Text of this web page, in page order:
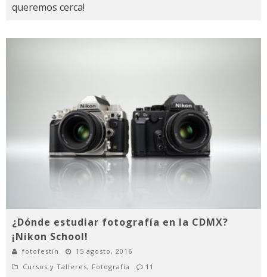
queremos cerca!
¿Dónde estudiar fotografía en la CDMX?
¡Nikon School!
fotofestín
15 agosto, 2016
Cursos y Talleres, Fotografía 11